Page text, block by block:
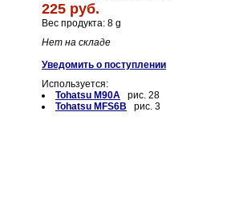
225 руб.
Вес продукта: 8 g
Нет на складе
Уведомить о поступлении
Используется:
Tohatsu M90A рис. 28
Tohatsu MFS6B рис. 3